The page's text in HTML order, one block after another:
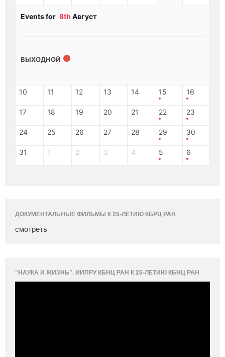
Events for 8th Август
ВЫХОДНОЙ
10 11 12 13 14 15 16
17 18 19 20 21 22 23
24 25 26 27 28 29 30
31 1 2 3 4 5 6
ДОКУМЕНТАЛЬНЫЕ ФИЛЬМЫ К 25-ЛЕТИЮ КБРЦ РАН
смотреть
“НАУКА И ЖИЗНЬ”. ИИПРУ КБНЦ РАН К 25-ЛЕТИЮ КБНЦ РАН